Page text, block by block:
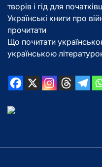
творів і гід для
Українські книги про
прочитати
Що почитати
українською